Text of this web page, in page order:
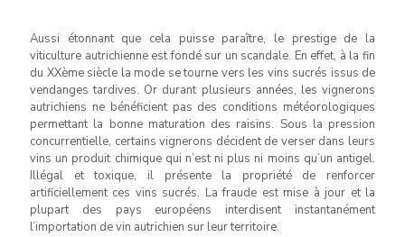
Aussi étonnant que cela puisse paraître, le prestige de la
viticulture autrichienne est fondé sur un scandale. En effet, à la fin
du XXème siècle la mode se tourne vers les vins sucrés issus de
vendanges tardives. Or durant plusieurs années, les vignerons
autrichiens ne bénéficient pas des conditions météorologiques
permettant la bonne maturation des raisins. Sous la pression
concurrentielle, certains vignerons décident de verser dans leurs
vins un produit chimique qui n’est ni plus ni moins qu’un antigel.
Illégal et toxique, il présente la propriété de renforcer
artificiellement ces vins sucrés. La fraude est mise à jour et la
plupart des pays européens interdisent instantanément
l’importation de vin autrichien sur leur territoire.